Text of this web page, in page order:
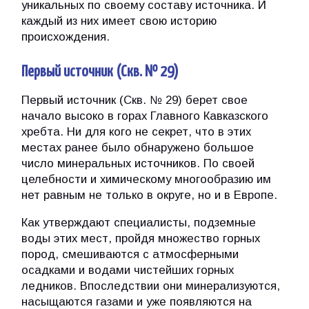
уникальных по своему составу источника. И
каждый из них имеет свою историю
происхождения.
Первый источник (Скв. № 29)
Первый источник (Скв. № 29) берет свое
начало высоко в горах Главного Кавказского
хребта. Ни для кого не секрет, что в этих
местах ранее было обнаружено большое
число минеральных источников. По своей
целебности и химическому многообразию им
нет равным не только в округе, но и в Европе.
Как утверждают специалисты, подземные
воды этих мест, пройдя множество горных
пород, смешиваются с атмосферными
осадками и водами чистейших горных
ледников. Впоследствии они минерализуются,
насыщаются газами и уже появляются на